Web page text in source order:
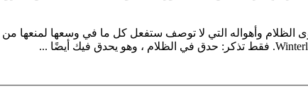
الظلام وأهواله التي لا توصف ستفعل كل ما في وسعها لمنعها